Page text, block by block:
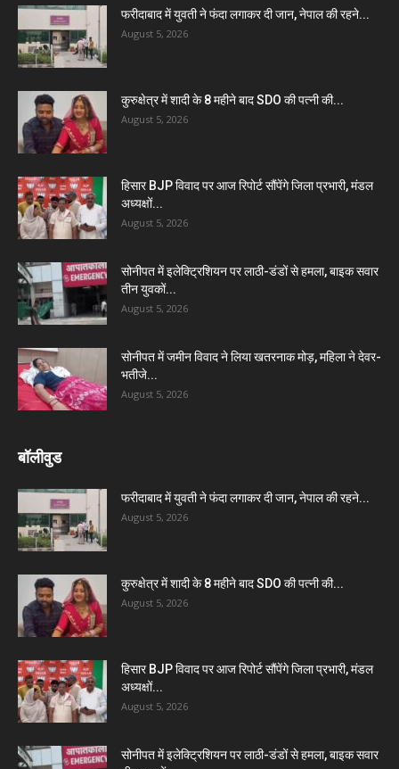
फरीदाबाद में युवती ने फंदा लगाकर दी जान, नेपाल की रहने...
August 5, 2026
कुरुक्षेत्र में शादी के 8 महीने बाद SDO की पत्नी की...
August 5, 2026
हिसार BJP विवाद पर आज रिपोर्ट सौंपेंगे जिला प्रभारी, मंडल
अध्यक्षों...
August 5, 2026
सोनीपत में इलेक्ट्रिशियन पर लाठी-डंडों से हमला, बाइक सवार
तीन युवकों...
August 5, 2026
सोनीपत में जमीन विवाद ने लिया खतरनाक मोड़, महिला ने देवर-
भतीजे...
August 5, 2026
बॉलीवुड
फरीदाबाद में युवती ने फंदा लगाकर दी जान, नेपाल की रहने...
August 5, 2026
कुरुक्षेत्र में शादी के 8 महीने बाद SDO की पत्नी की...
August 5, 2026
हिसार BJP विवाद पर आज रिपोर्ट सौंपेंगे जिला प्रभारी, मंडल
अध्यक्षों...
August 5, 2026
सोनीपत में इलेक्ट्रिशियन पर लाठी-डंडों से हमला, बाइक सवार